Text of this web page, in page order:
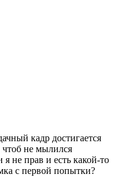
кадр достигается
не мылился
не прав и есть какой-то
с первой попытки?